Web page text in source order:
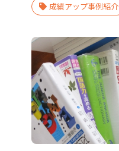
成績アップ事例紹介